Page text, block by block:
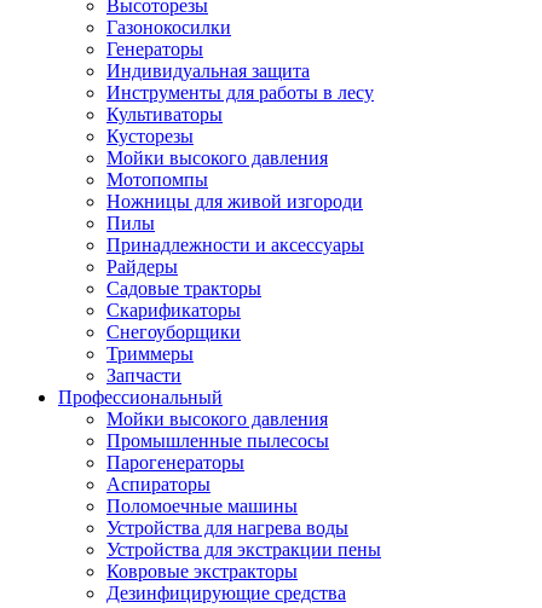
Высоторезы
Газонокосилки
Генераторы
Индивидуальная защита
Инструменты для работы в лесу
Культиваторы
Кусторезы
Мойки высокого давления
Мотопомпы
Ножницы для живой изгороди
Пилы
Принадлежности и аксессуары
Райдеры
Садовые тракторы
Скарификаторы
Снегоуборщики
Триммеры
Запчасти
Профессиональный
Мойки высокого давления
Промышленные пылесосы
Парогенераторы
Аспираторы
Поломоечные машины
Устройства для нагрева воды
Устройства для экстракции пены
Ковровые экстракторы
Дезинфицирующие средства